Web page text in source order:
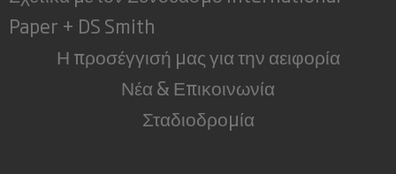
Paper + DS Smith
Η προσέγγισή μας για την αειφορία
Νέα & Επικοινωνία
Σταδιοδρομία